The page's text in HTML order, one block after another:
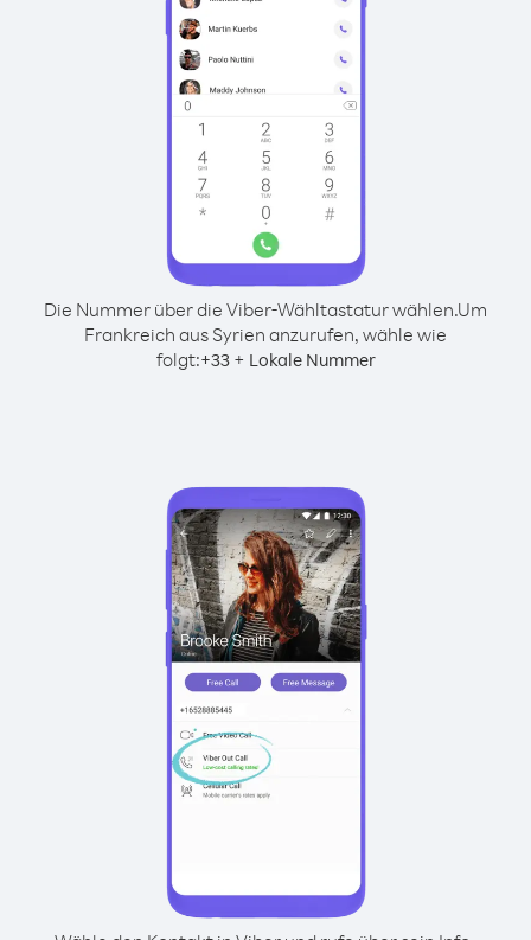
Die Nummer über die Viber-Wähltastatur wählen.Um
Frankreich aus Syrien anzurufen, wähle wie
folgt:+33+ Lokale Nummer